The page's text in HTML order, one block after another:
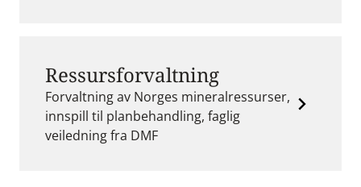
Ressursforvaltning
Forvaltning av Norges mineralressurser,
innspill til planbehandling, faglig
veiledning fra DMF